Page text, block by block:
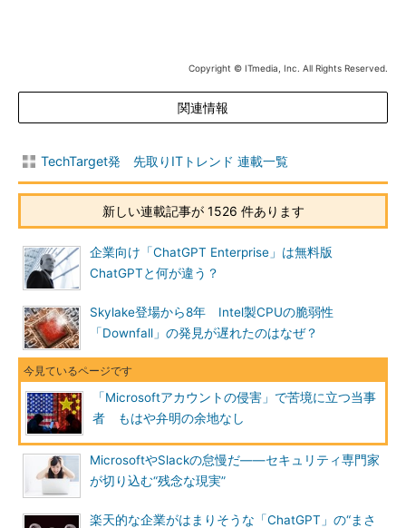
Copyright © ITmedia, Inc. All Rights Reserved.
関連情報
TechTarget発 先取りITトレンド 連載一覧
新しい連載記事が 1526 件あります
企業向け「ChatGPT Enterprise」は無料版
ChatGPTと何が違う？
Skylake登場から8年 Intel製CPUの脆弱性
「Downfall」の発見が遅れたのはなぜ？
「Microsoftアカウントの侵害」で苦境に立つ当事
者 もはや弁明の余地なし
MicrosoftやSlackの怠慢だ――セキュリティ専門家
が切り込む“残念な現実”
楽天的な企業がはまりそうな「ChatGPT」の“まさ